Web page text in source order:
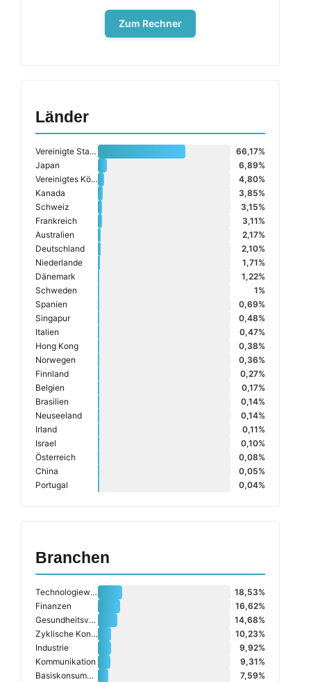
Zum Rechner
Länder
Vereinigte Staaten (USA)
66,17%
Japan
6,89%
Vereinigtes Königreich
4,80%
Kanada
3,85%
Schweiz
3,15%
Frankreich
3,11%
Australien
2,17%
Deutschland
2,10%
Niederlande
1,71%
Dänemark
1,22%
Schweden
1%
Spanien
0,69%
Singapur
0,48%
Italien
0,47%
Hong Kong
0,38%
Norwegen
0,36%
Finnland
0,27%
Belgien
0,17%
Brasilien
0,14%
Neuseeland
0,14%
Irland
0,11%
Israel
0,10%
Österreich
0,08%
China
0,05%
Portugal
0,04%
Branchen
Technologiewerte
18,53%
Finanzen
16,62%
Gesundheitsversorgung
14,68%
Zyklische Konsumgüter
10,23%
Industrie
9,92%
Kommunikation
9,31%
Basiskonsumgüter
7,59%